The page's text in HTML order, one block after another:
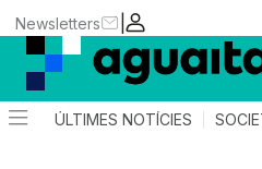
|
Newsletters
ÚLTIMES NOTÍCIES